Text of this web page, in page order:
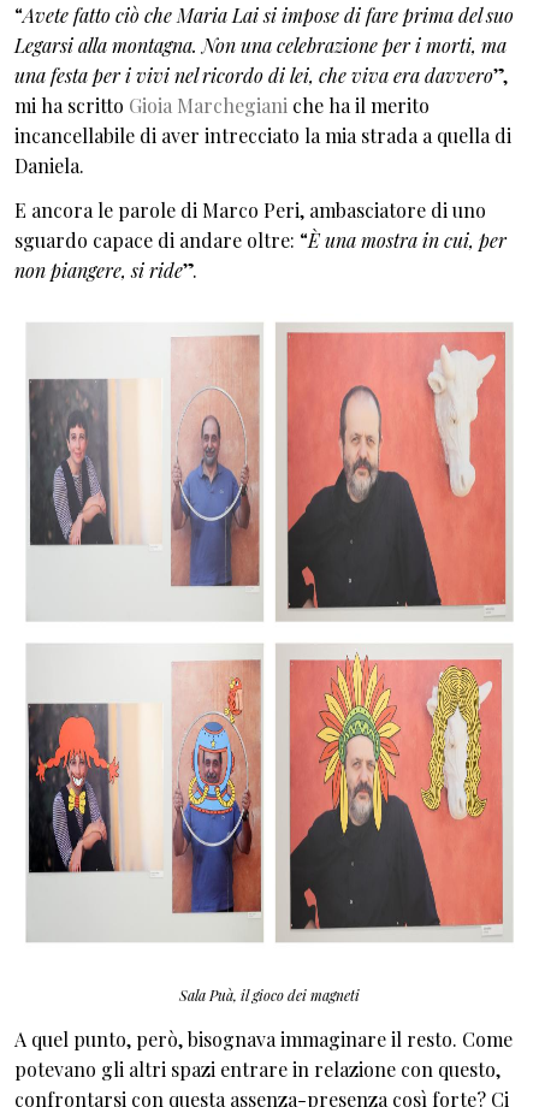
“Avete fatto ciò che Maria Lai si impose di fare prima del suo
Legarsi alla montagna. Non una celebrazione per i morti, ma
una festa per i vivi nel ricordo di lei, che viva era davvero”,
mi ha scritto Gioia Marchegiani che ha il merito
incancellabile di aver intrecciato la mia strada a quella di
Daniela.
E ancora le parole di Marco Peri, ambasciatore di uno
sguardo capace di andare oltre: “È una mostra in cui, per
non piangere, si ride”.
Sala Puà, il gioco dei magneti
A quel punto, però, bisognava immaginare il resto. Come
potevano gli altri spazi entrare in relazione con questo,
confrontarsi con questa assenza-presenza così forte? Ci